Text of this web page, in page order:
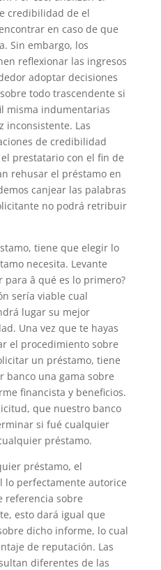
credibilidad de el
en caso de que
Sin embargo, los
reflexionar las ingresos
adoptar decisiones
todo trascendente si
misma indumentarias
inconsistente. Las
de credibilidad
prestatario con el fin de
rehusar el préstamo en
canjear las palabras
no podrá retribuir
tiene que elegir lo
necesita. Levante
para â qué es lo primero?
serí­a viable cual
lugar su mejor
Una vez que te hayas
el procedimiento sobre
un préstamo, tiene
una gama sobre
financista y beneficios.
que nuestro banco
si fué cualquier
préstamo.
préstamo, el
lo perfectamente autorice
referencia sobre
esto dará igual que
dicho informe, lo cual
de reputación. Las
diferentes de las